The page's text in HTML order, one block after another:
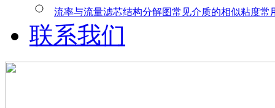
流率与流量滤芯结构分解图常见介质的相似粘度常
联系我们